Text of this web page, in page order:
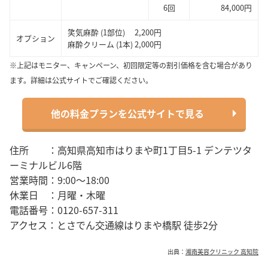
6回 84,000円
オプション
笑気麻酔 (1部位) 2,200円
麻酔クリーム (1本) 2,000円
※上記はモニター、キャンペーン、初回限定等の割引価格を含む場合があり
ます。詳細は公式サイトでご確認ください。
他の料金プランを公式サイトで見る
住所 ：高知県高知市はりまや町1丁目5-1 デンテツタ
ーミナルビル6階
営業時間： 9:00～18:00
休業日 ：月曜・木曜
電話番号：0120-657-311
アクセス：とさでん交通線はりまや橋駅 徒歩2分
出典： 湘南美容クリニック 高知院